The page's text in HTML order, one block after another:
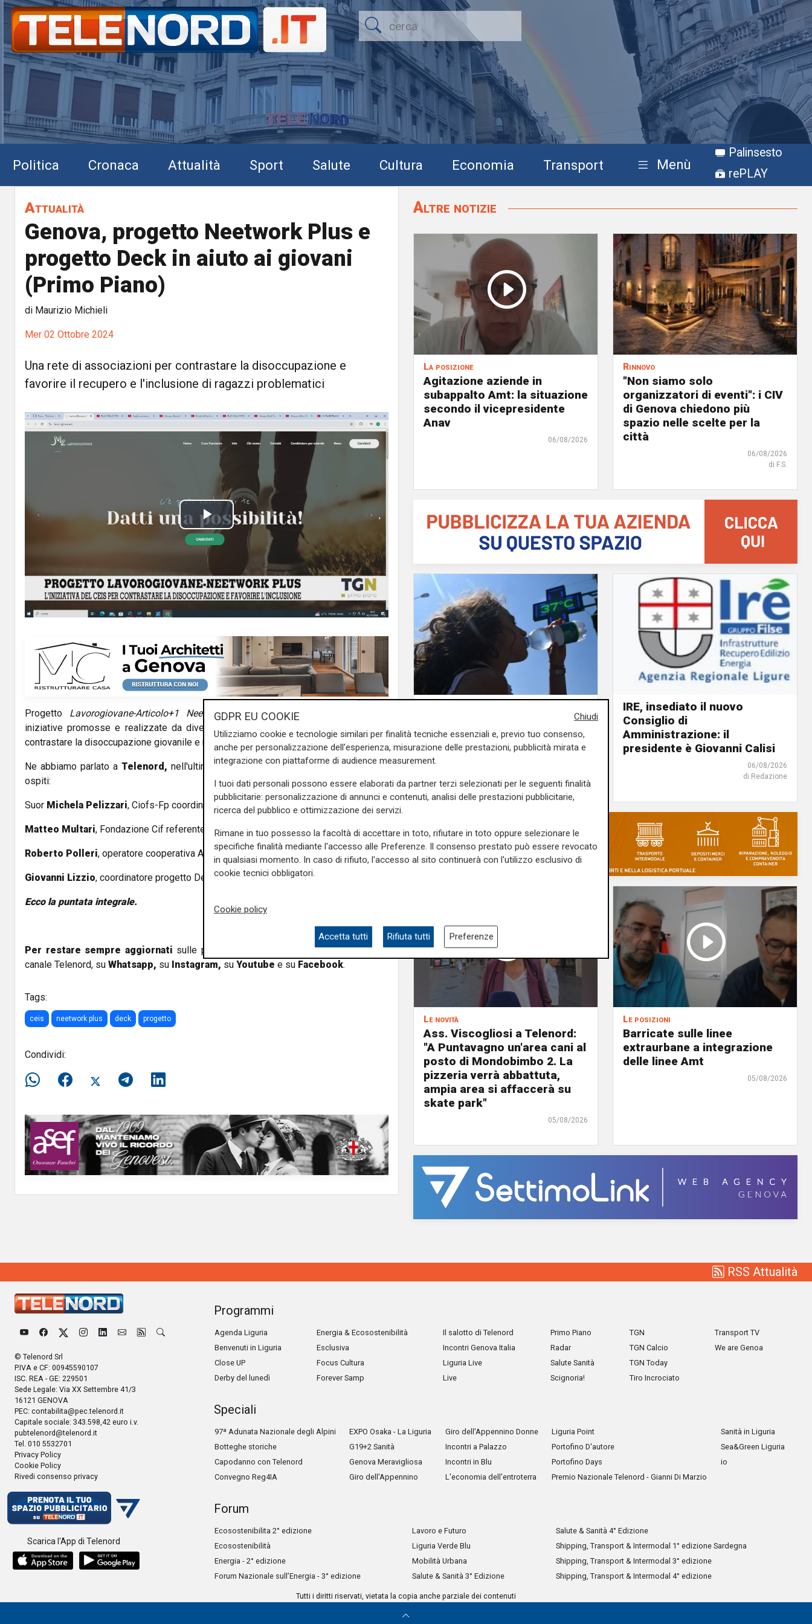
Politica Cronaca Attualità Sport Salute Cultura Economia Transport Menù
Palinsesto
rePLAY
Attualità
Genova, progetto Neetwork Plus e
progetto Deck in aiuto ai giovani
(Primo Piano)
di Maurizio Michieli
Mer 02 Ottobre 2024
Una rete di associazioni per contrastare la disoccupazione e
favorire il recupero e l'inclusione di ragazzi problematici
P
l
a
i
d
e
o
Progetto Lavorogiovane-Articolo+1 Neetwork Plus e Progetto
iniziative promosse e realizzate da diverse associazioni che hanno fatto rete per
contrastare la disoccupazione giovanile e recuperare alla società giovani problematici.
Ne abbiamo parlato aTelenord,nell'ultima puntata di Primo Piano, con i seguenti
ospiti:
Suor Michela Pelizzari, Ciofs-Fp coordinatrice Articolo+1 Neetwork Plus
Matteo Multari, Fondazione Cif referente formazione Articolo+1 Neetwork
Roberto Polleri, operatore cooperativa Agorà
Giovanni Lizzio, coordinatore progetto Deck Ceis Genova
Ecco la puntata integrale.
Per restare sempre aggiornati sulle principali notizie sulla Liguria seguiteci sul
canale Telenord, su Whatsapp, su Instagram, su Youtube e su Facebook.
Tags:
ceis neetwork plus deck progetto
Condividi:
Altre notizie
La posizione
Agitazione aziende in
subappalto Amt: la situazione
secondo il vicepresidente
Anav
06/08/2026
Rinnovo
"Non siamo solo
organizzatori di eventi": i CIV
di Genova chiedono più
spazio nelle scelte per la
città
06/08/2026
di F.S.
Caldo in Liguria, bollino rosso
anche sabato: settimo giorno
consecutivo
IRE, insediato il nuovo
Consiglio di
Amministrazione: il
presidente è Giovanni Calisi
06/08/2026
di Redazione
Le novità
Ass. Viscogliosi a Telenord:
"A Puntavagno un'area cani al
posto di Mondobimbo 2. La
pizzeria verrà abbattuta,
ampia area si affaccerà su
skate park"
05/08/2026
Le posizioni
Barricate sulle linee
extraurbane a integrazione
delle linee Amt
05/08/2026
RSS Attualità
© Telenord Srl
P.IVA e CF: 00945590107
ISC. REA - GE: 229501
Sede Legale: Via XX Settembre 41/3
16121 GENOVA
PEC: contabilita@pec.telenord.it
Capitale sociale: 343.598,42 euro i.v.
pubtelenord@telenord.it
Tel. 010 5532701
Privacy Policy
Cookie Policy
Rivedi consenso privacy
Scarica l'App di Telenord
Programmi
Agenda Liguria
Benvenuti in Liguria
Close UP
Derby del lunedì
Energia & Ecosostenibilità
Esclusiva
Focus Cultura
Forever Samp
Il salotto di Telenord
Incontri Genova Italia
Liguria Live
Live
Primo Piano
Radar
Salute Sanità
Scignoria!
TGN
TGN Calcio
TGN Today
Tiro Incrociato
Transport TV
We are Genoa
Speciali
97ª Adunata Nazionale degli Alpini
Botteghe storiche
Capodanno con Telenord
Convegno Reg4IA
EXPO Osaka - La Liguria
G19+2 Sanità
Genova Meravigliosa
Giro dell'Appennino
Giro dell'Appennino Donne
Incontri a Palazzo
Incontri in Blu
L'economia dell'entroterra
Liguria Point
Portofino D'autore
Portofino Days
Premio Nazionale Telenord - Gianni Di Marzio
Sanità in Liguria
Sea&Green Liguria
io
Forum
Ecosostenibilita 2° edizione
Ecosostenibilità
Energia - 2° edizione
Forum Nazionale sull’Energia - 3° edizione
Lavoro e Futuro
Liguria Verde Blu
Mobilità Urbana
Salute & Sanità 3° Edizione
Salute & Sanità 4° Edizione
Shipping, Transport & Intermodal 1° edizione Sardegna
Shipping, Transport & Intermodal 3° edizione
Shipping, Transport & Intermodal 4° edizione
Tutti i diritti riservati, vietata la copia anche parziale dei contenuti
Chiudi
GDPR EU COOKIE
Utilizziamo cookie e tecnologie similari per finalità tecniche essenziali e, previo tuo consenso,
anche per personalizzazione dell'esperienza, misurazione delle prestazioni, pubblicità mirata e
integrazione con piattaforme di audience measurement.
I tuoi dati personali possono essere elaborati da partner terzi selezionati per le seguenti finalità
pubblicitarie: personalizzazione di annunci e contenuti, analisi delle prestazioni pubblicitarie,
ricerca del pubblico e ottimizzazione dei servizi.
Rimane in tuo possesso la facoltà di accettare in toto, rifiutare in toto oppure selezionare le
specifiche finalità mediante l'accesso alle Preferenze. Il consenso prestato può essere revocato
in qualsiasi momento. In caso di rifiuto, l'accesso al sito continuerà con l'utilizzo esclusivo di
cookie tecnici obbligatori.
Cookie policy
Accetta tutti Rifiuta tutti Preferenze